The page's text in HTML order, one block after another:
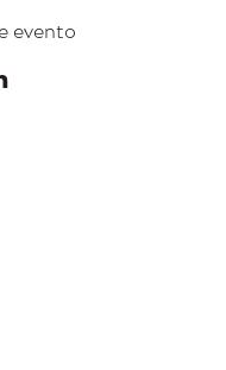
evento